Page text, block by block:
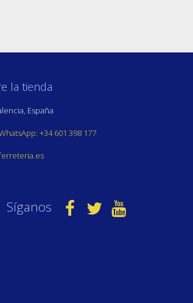
la tienda
España
+34 601 398 177
Síganos